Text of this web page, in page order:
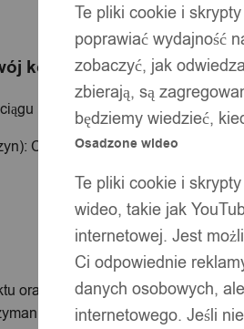
koszt
14 dni od poinformowania nas
Chmarket – Magazyn
oraz koszt najtańszej dostępnej
paczki lub dowodu jej
Te pliki cookie i
poprawiać wydajność
zobaczyć, jak
zbierają, są
będziemy wiedzieć,
Osadzone wideo
Te pliki cookie i
wideo, takie jak
internetowej. Jest
Ci odpowiednie
danych osobowych,
internetowego. Jeśli